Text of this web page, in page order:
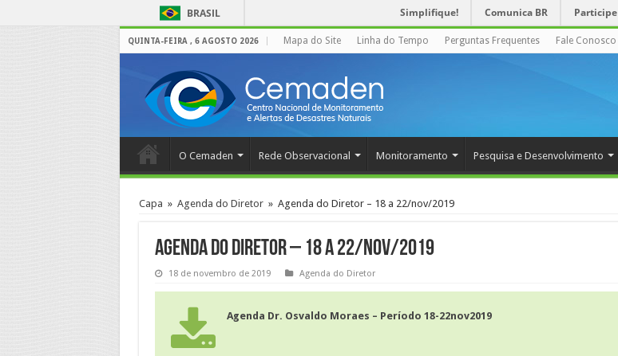
BRASIL Simplifique! Comunica BR Participe
QUINTA-FEIRA , 6 AGOSTO 2026 Mapa do Site Linha do Tempo Perguntas Frequentes Fale Conosco
O Cemaden Rede Observacional Monitoramento Pesquisa e Desenvolvimento
Capa » Agenda do Diretor » Agenda do Diretor – 18 a 22/nov/2019
Agenda do Diretor – 18 a 22/nov/2019
18 de novembro de 2019 Agenda do Diretor
Agenda Dr. Osvaldo Moraes – Período 18-22nov2019